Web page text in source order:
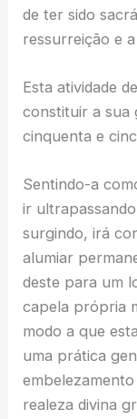
de ter sido
ressurreição e
Esta atividade
constituir a sua
cinquenta e
Sentindo-a
ir
surgindo, irá
alumiar
deste para um
capela própria
modo a que
uma prática
realeza divina